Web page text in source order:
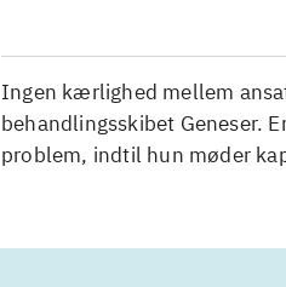
Ingen kærlighed mellem
behandlingsskibet Geneser.
problem, indtil hun møder